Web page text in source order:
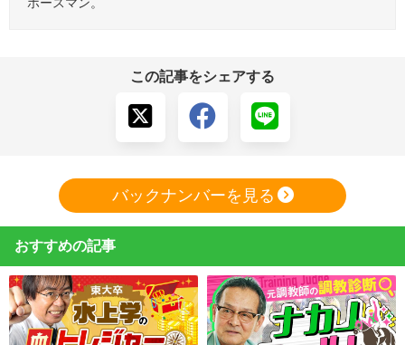
ホースマン。
この記事をシェアする
バックナンバーを見る
おすすめの記事